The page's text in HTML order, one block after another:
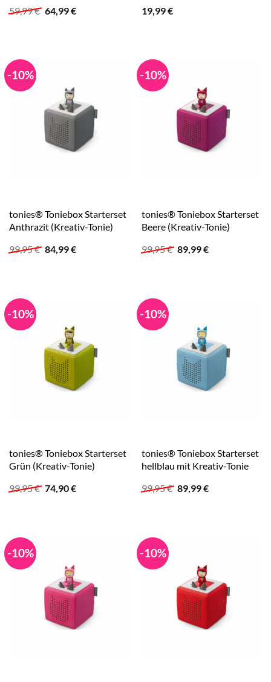
59,99€ Ursprünglicher
Preis
64,99€Aktueller
19,99€
-10%
tonies® Toniebox Starterset
Anthrazit (Kreativ-Tonie)
99,95€ Ursprünglicher
84,99€Aktueller
-10%
tonies® Toniebox Starterset
Beere (Kreativ-Tonie)
99,95€ Ursprünglicher
89,99€Aktueller
-10%
tonies® Toniebox Starterset
Grün (Kreativ-Tonie)
99,95€ Ursprünglicher
Preis
74,90€Aktueller
-10%
tonies® Toniebox Starterset
hellblau mit Kreativ-Tonie
99,95€ Ursprünglicher
Preis
89,99€Aktueller
-10% -10%